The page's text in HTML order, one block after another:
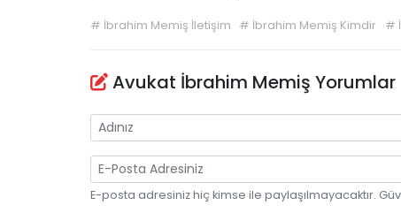
# İbrahim Memiş İletişim # İbrahim Memiş Kimdir #
Avukat İbrahim Memiş Yorumlar
E-posta adresiniz hiç kimse ile paylaşılmayacaktır.